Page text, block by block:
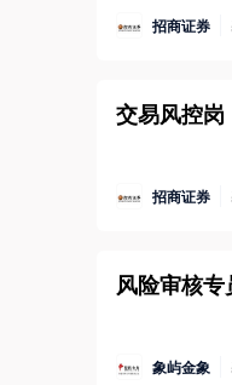
招商证券
交易风控岗
招商证券
风险审核专
象屿金象